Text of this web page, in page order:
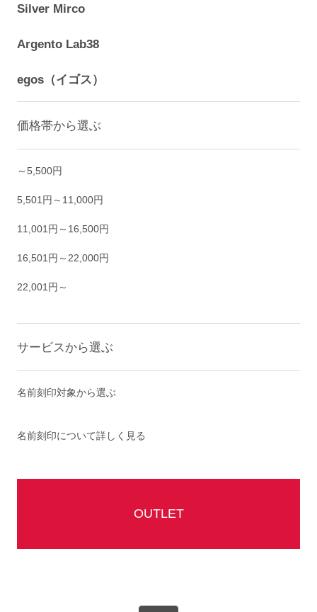
Silver Mirco
Argento Lab38
egos（イゴス）
価格帯から選ぶ
～5,500円
5,501円～11,000円
11,001円～16,500円
16,501円～22,000円
22,001円～
サービスから選ぶ
名前刻印対象から選ぶ
名前刻印について詳しく見る
OUTLET